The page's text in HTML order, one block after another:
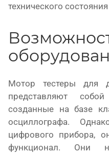
технического
Мотор тестеры для
представляют
созданные на базе
осциллографа.
цифрового прибора,
функционал. Они